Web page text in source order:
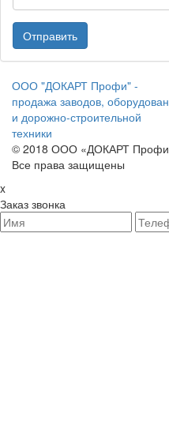
Отправить
ООО "ДОКАРТ Профи" -
продажа заводов,
и дорожно-строительной
техники
© 2018 ООО «ДОКАРТ
Все права защищены
x
Заказ звонка